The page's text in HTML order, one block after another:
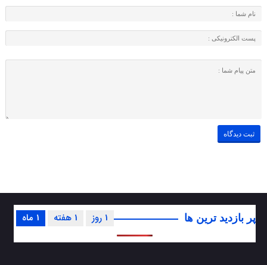
پر بازدید ترین ها 1 ماه 1 هفته 1 روز